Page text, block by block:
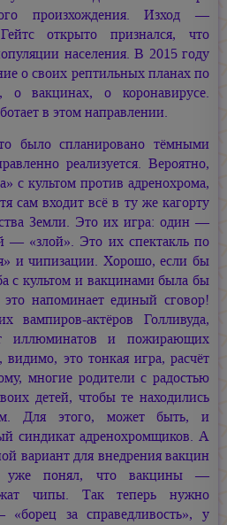
произхождения. Изход —
открыто признался, что
населения. В 2015 году
о своих рептильных планах по
о вакцинах, о коронавирусе.
в этом направлении.
было спланировано тёмными
реализуется. Вероятно,
с культом против адренохрома,
сам входит всё в ту же кагорту
Земли. Это их игра: один —
— «злой». Это их спектакль по
и чипизации. Хорошо, если бы
с культом и вакцинами была бы
напоминает единый сговор!
вампиров-актёров Голливуда,
иллюминатов и пожирающих
это тонкая игра, расчёт
многие родители с радостью
детей, чтобы те находились
Для этого, может быть, и
синдикат адренохромщиков. А
вариант для внедрения вакцин
понял, что вакцины —
чипы. Так теперь нужно
за справедливость», у